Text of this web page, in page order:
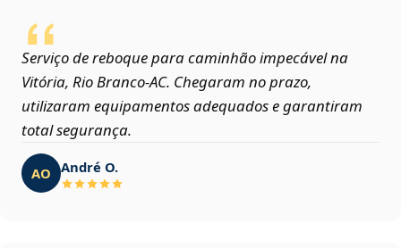
Serviço de reboque para caminhão impecável na
Vitória, Rio Branco‑AC. Chegaram no prazo,
utilizaram equipamentos adequados e garantiram
total segurança.
AO André O.